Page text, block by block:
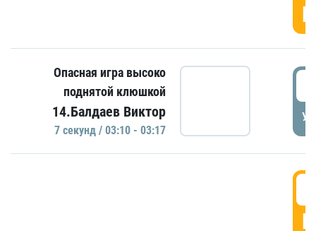
Опасная игра высоко
поднятой клюшкой
14.Балдаев Виктор
7 секунд / 03:10 - 03:17